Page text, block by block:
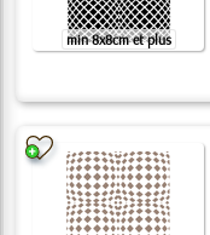
min 8x8cm et plus